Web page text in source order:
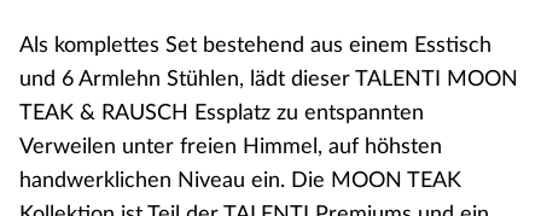
Als komplettes Set bestehend aus einem Esstisch
und 6 Armlehn Stühlen, lädt dieser TALENTI MOON
TEAK & RAUSCH Essplatz zu entspannten
Verweilen unter freien Himmel, auf höhsten
handwerklichen Niveau ein. Die MOON TEAK